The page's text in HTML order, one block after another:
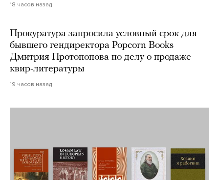
18 часов назад
Прокуратура запросила условный срок для
бывшего гендиректора Popcorn Books
Дмитрия Протопопова по делу о продаже
квир-литературы
19 часов назад